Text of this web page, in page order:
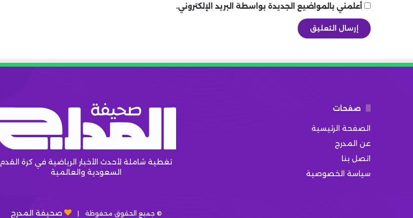
أعلمني بالمواضيع الجديدة بواسطة البريد الإلكتروني.
صفحات
الصفحة الرئيسية
عن المدرج
اتصل بنا
سياسة الخصوصية
تغطية شاملة لأحدث الأخبار الرياضية في كرة القدم
السعودية والعالمية
© جميع الحقوق محفوظة | صحيفة المدرج